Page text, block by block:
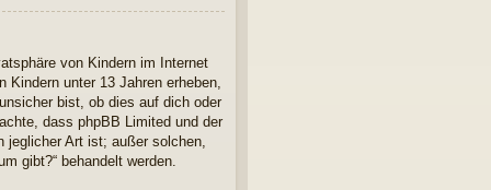
von Kindern im Internet
unter 13 Jahren erheben,
bist, ob dies auf dich oder
dass phpBB Limited und der
Art ist; außer solchen,
gibt?“ behandelt werden.